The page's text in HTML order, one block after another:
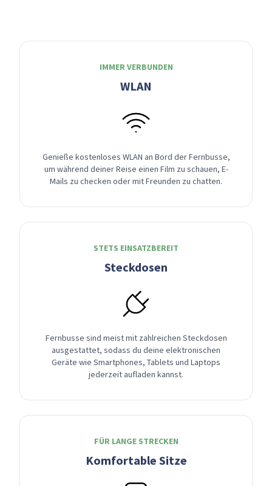
IMMER VERBUNDEN
WLAN
Genieße kostenloses WLAN an Bord der Fernbusse,
um während deiner Reise einen Film zu schauen, E-
Mails zu checken oder mit Freunden zu chatten.
STETS EINSATZBEREIT
Steckdosen
Fernbusse sind meist mit zahlreichen Steckdosen
ausgestattet, sodass du deine elektronischen
Geräte wie Smartphones, Tablets und Laptops
jederzeit aufladen kannst.
FÜR LANGE STRECKEN
Komfortable Sitze